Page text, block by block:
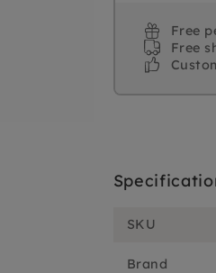
Free
Free
SKU
Brand